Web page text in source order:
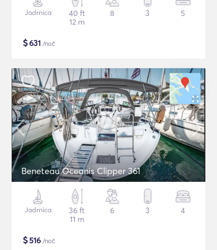
Jadrnica
40 ft
12 m
8 3 5
$631 /noč
Beneteau Oceanis Clipper 361
Jadrnica
36 ft
11 m
6 3 4
$516 /noč